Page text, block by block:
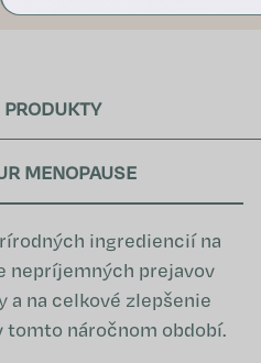
MENOPAUSE
ingrediencií na
nepríjemných prejavov
a na celkové zlepšenie
tomto náročnom období.